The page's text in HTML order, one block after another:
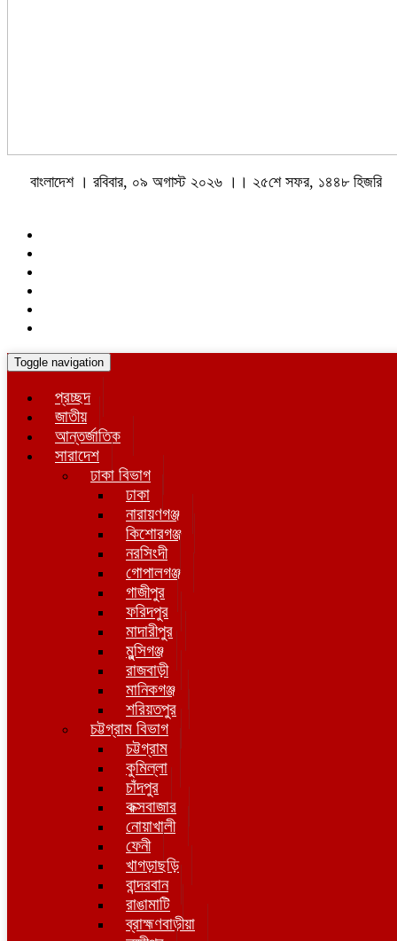
বাংলাদেশ । রবিবার, ০৯ অগাস্ট ২০২৬ ।। ২৫শে সফর, ১৪৪৮ হিজরি
Toggle navigation
প্রচ্ছদ
জাতীয়
আন্তর্জাতিক
সারাদেশ
ঢাকা বিভাগ
ঢাকা
নারায়ণগঞ্জ
কিশোরগঞ্জ
নরসিংদী
গোপালগঞ্জ
গাজীপুর
ফরিদপুর
মাদারীপুর
মুন্সিগঞ্জ
রাজবাড়ী
মানিকগঞ্জ
শরিয়তপুর
চট্টগ্রাম বিভাগ
চট্টগ্রাম
কুমিল্লা
চাঁদপুর
কক্সবাজার
নোয়াখালী
ফেনী
খাগড়াছড়ি
বান্দরবান
রাঙামাটি
ব্রাহ্মণবাড়ীয়া